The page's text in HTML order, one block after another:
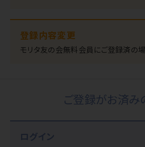
登録内容変更
モリタ友の会無料会員にご登録済の
ご登録がお済み
ログイン